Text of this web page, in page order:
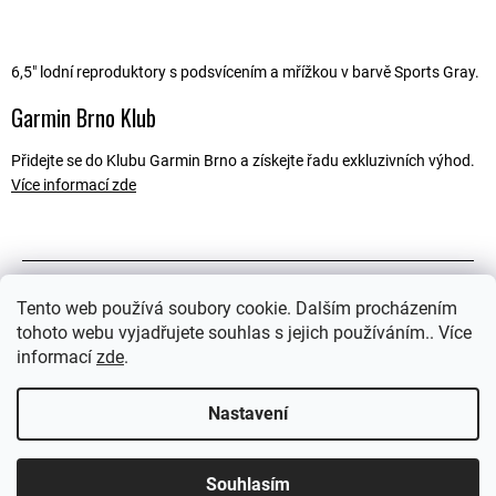
Tento web používá soubory cookie. Dalším procházením
tohoto webu vyjadřujete souhlas s jejich používáním.. Více
informací zde.
Nastavení
Souhlasím
6,5" lodní reproduktory s podsvícením a mřížkou v barvě Sports Gray.
Garmin Brno Klub
Přidejte se do Klubu Garmin Brno a získejte řadu exkluzivních výhod.
Více informací zde
Související soubory (1)